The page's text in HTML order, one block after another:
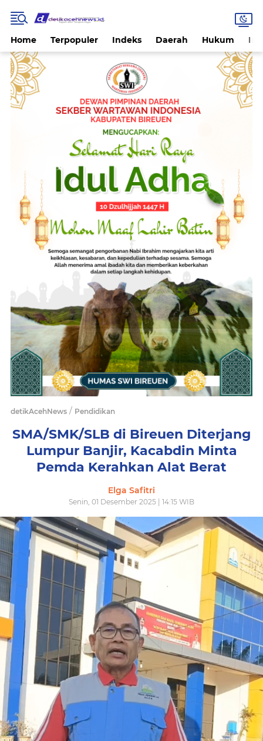
Home Terpopuler Indeks Daerah Hukum
detikAcehNews / Pendidikan
SMA/SMK/SLB di Bireuen Diterjang
Lumpur Banjir, Kacabdin Minta
Pemda Kerahkan Alat Berat
Elga Safitri
Senin, 01 Desember 2025 | 14:15 WIB